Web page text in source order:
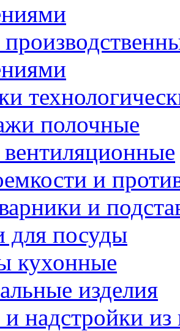
полочные
и
и
посуды
кухонные
изделия
надстройки из